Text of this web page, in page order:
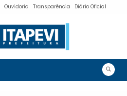
Ouvidoria Transparência Diário Oficial